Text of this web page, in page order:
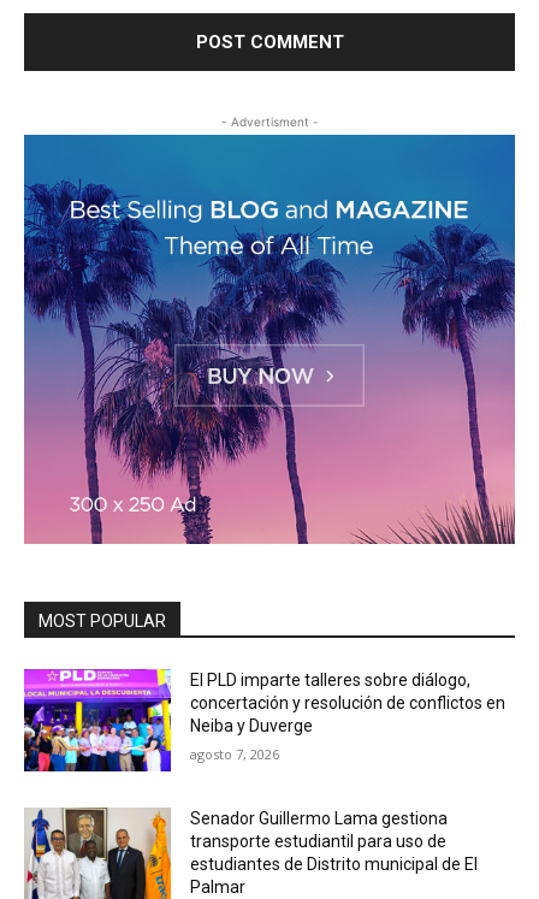
- Advertisment -
MOST POPULAR
El PLD imparte talleres sobre diálogo,
concertación y resolución de conflictos en
Neiba y Duverge
agosto 7, 2026
Senador Guillermo Lama gestiona
transporte estudiantil para uso de
estudiantes de Distrito municipal de El
Palmar